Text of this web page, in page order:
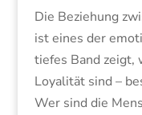
Die Beziehung
ist eines der
tiefes Band zeigt,
Loyalität sind –
Wer sind die